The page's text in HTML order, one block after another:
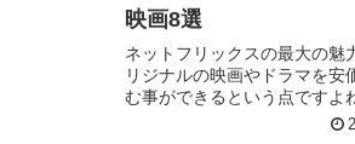
映画8選
ネットフリックスの最大の魅
リジナルの映画やドラマを安
む事ができるという点ですよ
は2021年の時点で特に印象